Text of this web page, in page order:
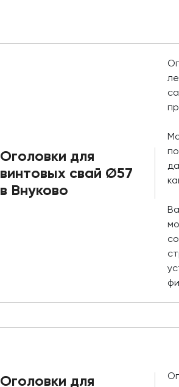
Оголовки для
винтовых свай Ø57
в Внуково
Оголовки для